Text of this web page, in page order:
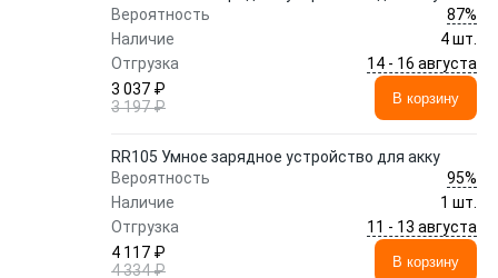
Вероятность
87%
Наличие
4 шт.
Отгрузка
14 - 16 августа
3 037 ₽
3 197 ₽
В корзину
RR105 Умное зарядное устройство для акку
Вероятность
95%
Наличие
1 шт.
Отгрузка
11 - 13 августа
4 117 ₽
4 334 ₽
В корзину